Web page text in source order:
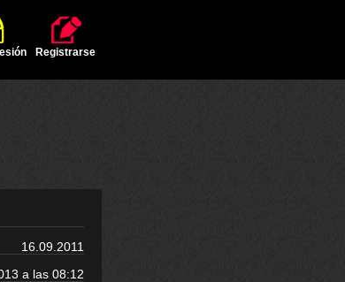
Registrarse
16.09.2011
a las 08:12